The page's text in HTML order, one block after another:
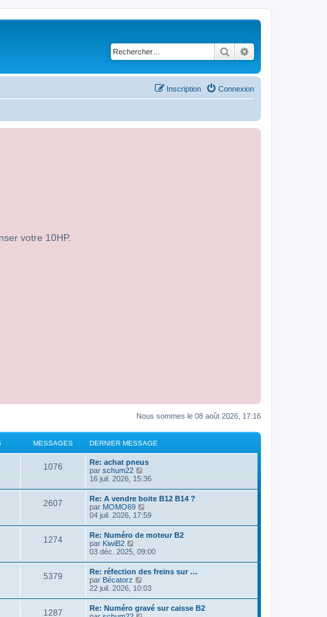
Rechercher
Connexion
Inscription
votre 10HP.
Nous sommes le 08 août 2026, 17:16
MESSAGES DERNIER MESSAGE
1076
Re: achat pneus
par schum22
o
u
l
t
e
r
e
d
e
r
n
i
e
r
16 juil. 2026, 15:36
2607
Re: A vendre boite B12 B14 ?
par MOMO69
o
u
t
e
r
e
d
e
r
04 juil. 2026, 17:59
1274
Re: Numéro de moteur B2
par KiwiB2
o
u
l
t
e
r
03 déc. 2025, 09:00
5379
Re: réfection des freins sur …
par Bécatorz
o
u
22 juil. 2026, 10:03
1287
Re: Numéro gravé sur caisse B2